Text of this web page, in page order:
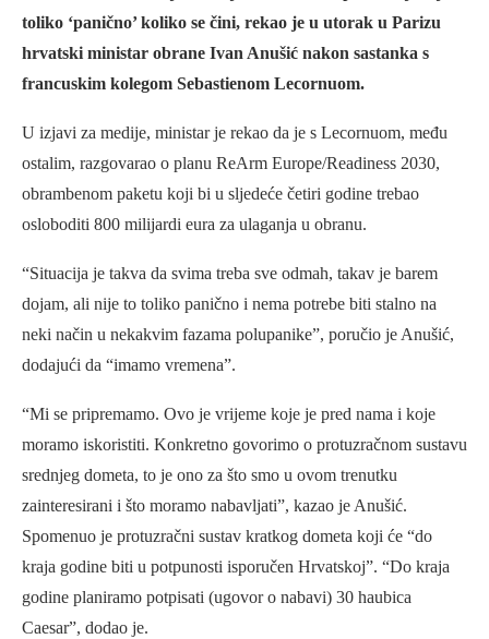
toliko ‘panično’ koliko se čini, rekao je u utorak u Parizu
hrvatski ministar obrane Ivan Anušić nakon sastanka s
francuskim kolegom Sebastienom Lecornuom.
U izjavi za medije, ministar je rekao da je s Lecornuom, među
ostalim, razgovarao o planu ReArm Europe/Readiness 2030,
obrambenom paketu koji bi u sljedeće četiri godine trebao
osloboditi 800 milijardi eura za ulaganja u obranu.
“Situacija je takva da svima treba sve odmah, takav je barem
dojam, ali nije to toliko panično i nema potrebe biti stalno na
neki način u nekakvim fazama polupanike”, poručio je Anušić,
dodajući da “imamo vremena”.
“Mi se pripremamo. Ovo je vrijeme koje je pred nama i koje
moramo iskoristiti. Konkretno govorimo o protuzračnom sustavu
srednjeg dometa, to je ono za što smo u ovom trenutku
zainteresirani i što moramo nabavljati”, kazao je Anušić.
Spomenuo je protuzračni sustav kratkog dometa koji će “do
kraja godine biti u potpunosti isporučen Hrvatskoj”. “Do kraja
godine planiramo potpisati (ugovor o nabavi) 30 haubica
Caesar”, dodao je.